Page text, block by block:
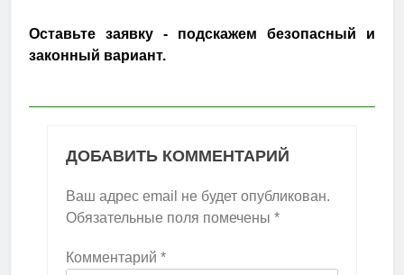
Оставьте заявку - подскажем безопасный и
законный вариант.
ДОБАВИТЬ КОММЕНТАРИЙ
Ваш адрес email не будет опубликован.
Обязательные поля помечены *
Комментарий *